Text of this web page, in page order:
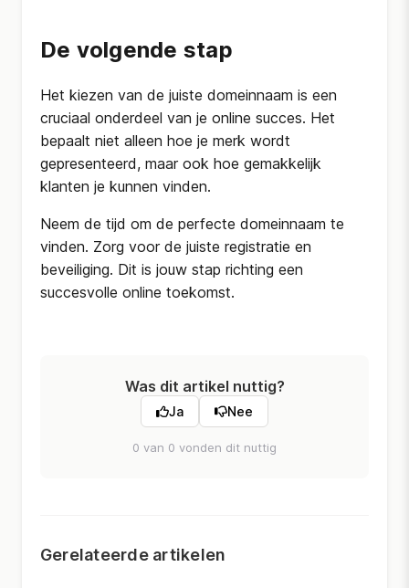
De volgende stap
Het kiezen van de juiste domeinnaam is een
cruciaal onderdeel van je online succes. Het
bepaalt niet alleen hoe je merk wordt
gepresenteerd, maar ook hoe gemakkelijk
klanten je kunnen vinden.
Neem de tijd om de perfecte domeinnaam te
vinden. Zorg voor de juiste registratie en
beveiliging. Dit is jouw stap richting een
succesvolle online toekomst.
Was dit artikel nuttig?
Ja Nee
0 van 0 vonden dit nuttig
Gerelateerde artikelen